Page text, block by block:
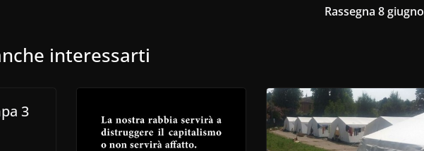
Rassegna 8 giugno
interessarti
3